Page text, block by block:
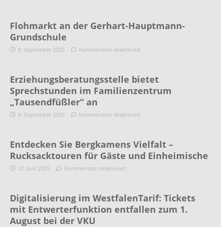
Flohmarkt an der Gerhart-Hauptmann-
Grundschule
9. September 2025 Kommentare deaktiviert
Erziehungsberatungsstelle bietet
Sprechstunden im Familienzentrum
„Tausendfüßler“ an
4. September 2025 Kommentare deaktiviert
Entdecken Sie Bergkamens Vielfalt –
Rucksacktouren für Gäste und Einheimische
12. Juni 2025 Kommentare deaktiviert
Digitalisierung im WestfalenTarif: Tickets
mit Entwerterfunktion entfallen zum 1.
August bei der VKU